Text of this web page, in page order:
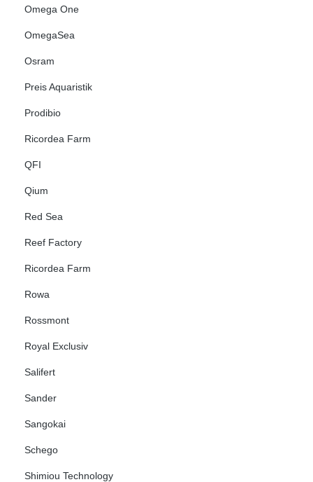
Omega One
OmegaSea
Osram
Preis Aquaristik
Prodibio
Ricordea Farm
QFI
Qium
Red Sea
Reef Factory
Ricordea Farm
Rowa
Rossmont
Royal Exclusiv
Salifert
Sander
Sangokai
Schego
Shimiou Technology